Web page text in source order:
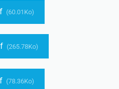
(60.01Ko)
(265.78Ko)
(78.36Ko)